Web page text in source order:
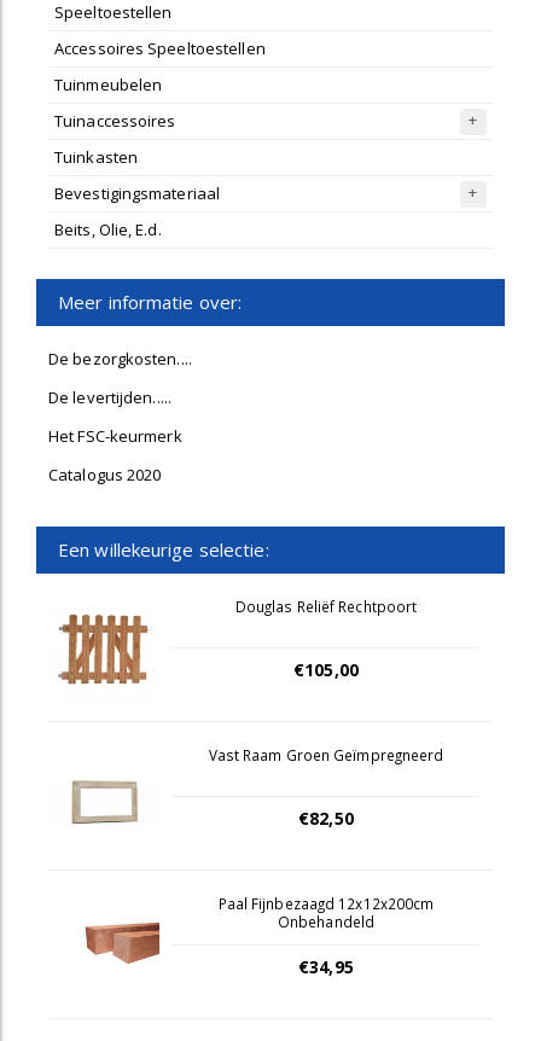
Speeltoestellen
Accessoires Speeltoestellen
Tuinmeubelen
Tuinaccessoires
Tuinkasten
Bevestigingsmateriaal
Beits, Olie, E.d.
Meer informatie over:
De bezorgkosten....
De levertijden.....
Het FSC-keurmerk
Catalogus 2020
Een willekeurige selectie:
Douglas Reliëf Rechtpoort
€105,00
Vast Raam Groen Geïmpregneerd
€82,50
Paal Fijnbezaagd 12x12x200cm
Onbehandeld
€34,95